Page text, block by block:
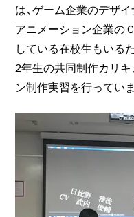
は、ゲーム企業のデザイ
アニメーション企業の
している在校生もいるた
2年生の共同制作カリキ
ン制作実習を行っていま